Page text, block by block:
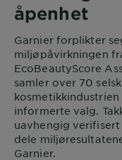
åpenhet
Garnier forplikter
miljøpåvirkningen
EcoBeautyScore
samler over 70
informerte valg.
uavhengig
dele
Garnier.